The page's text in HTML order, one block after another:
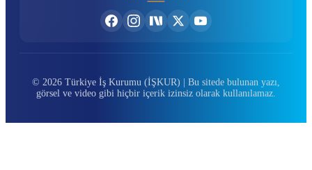
© 2026 Türkiye İş Kurumu (İŞKUR) | Bu sitede bulunan yazı,
görsel ve video gibi hiçbir içerik izinsiz olarak kullanılamaz.